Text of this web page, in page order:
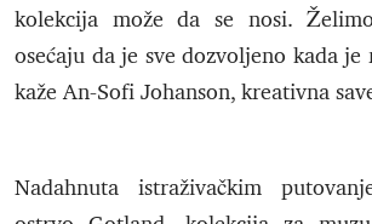
kolekcija može da se nosi.
osećaju da je sve dozvoljeno kada je
kaže An-Sofi Johanson, kreativna
Nadahnuta istraživačkim